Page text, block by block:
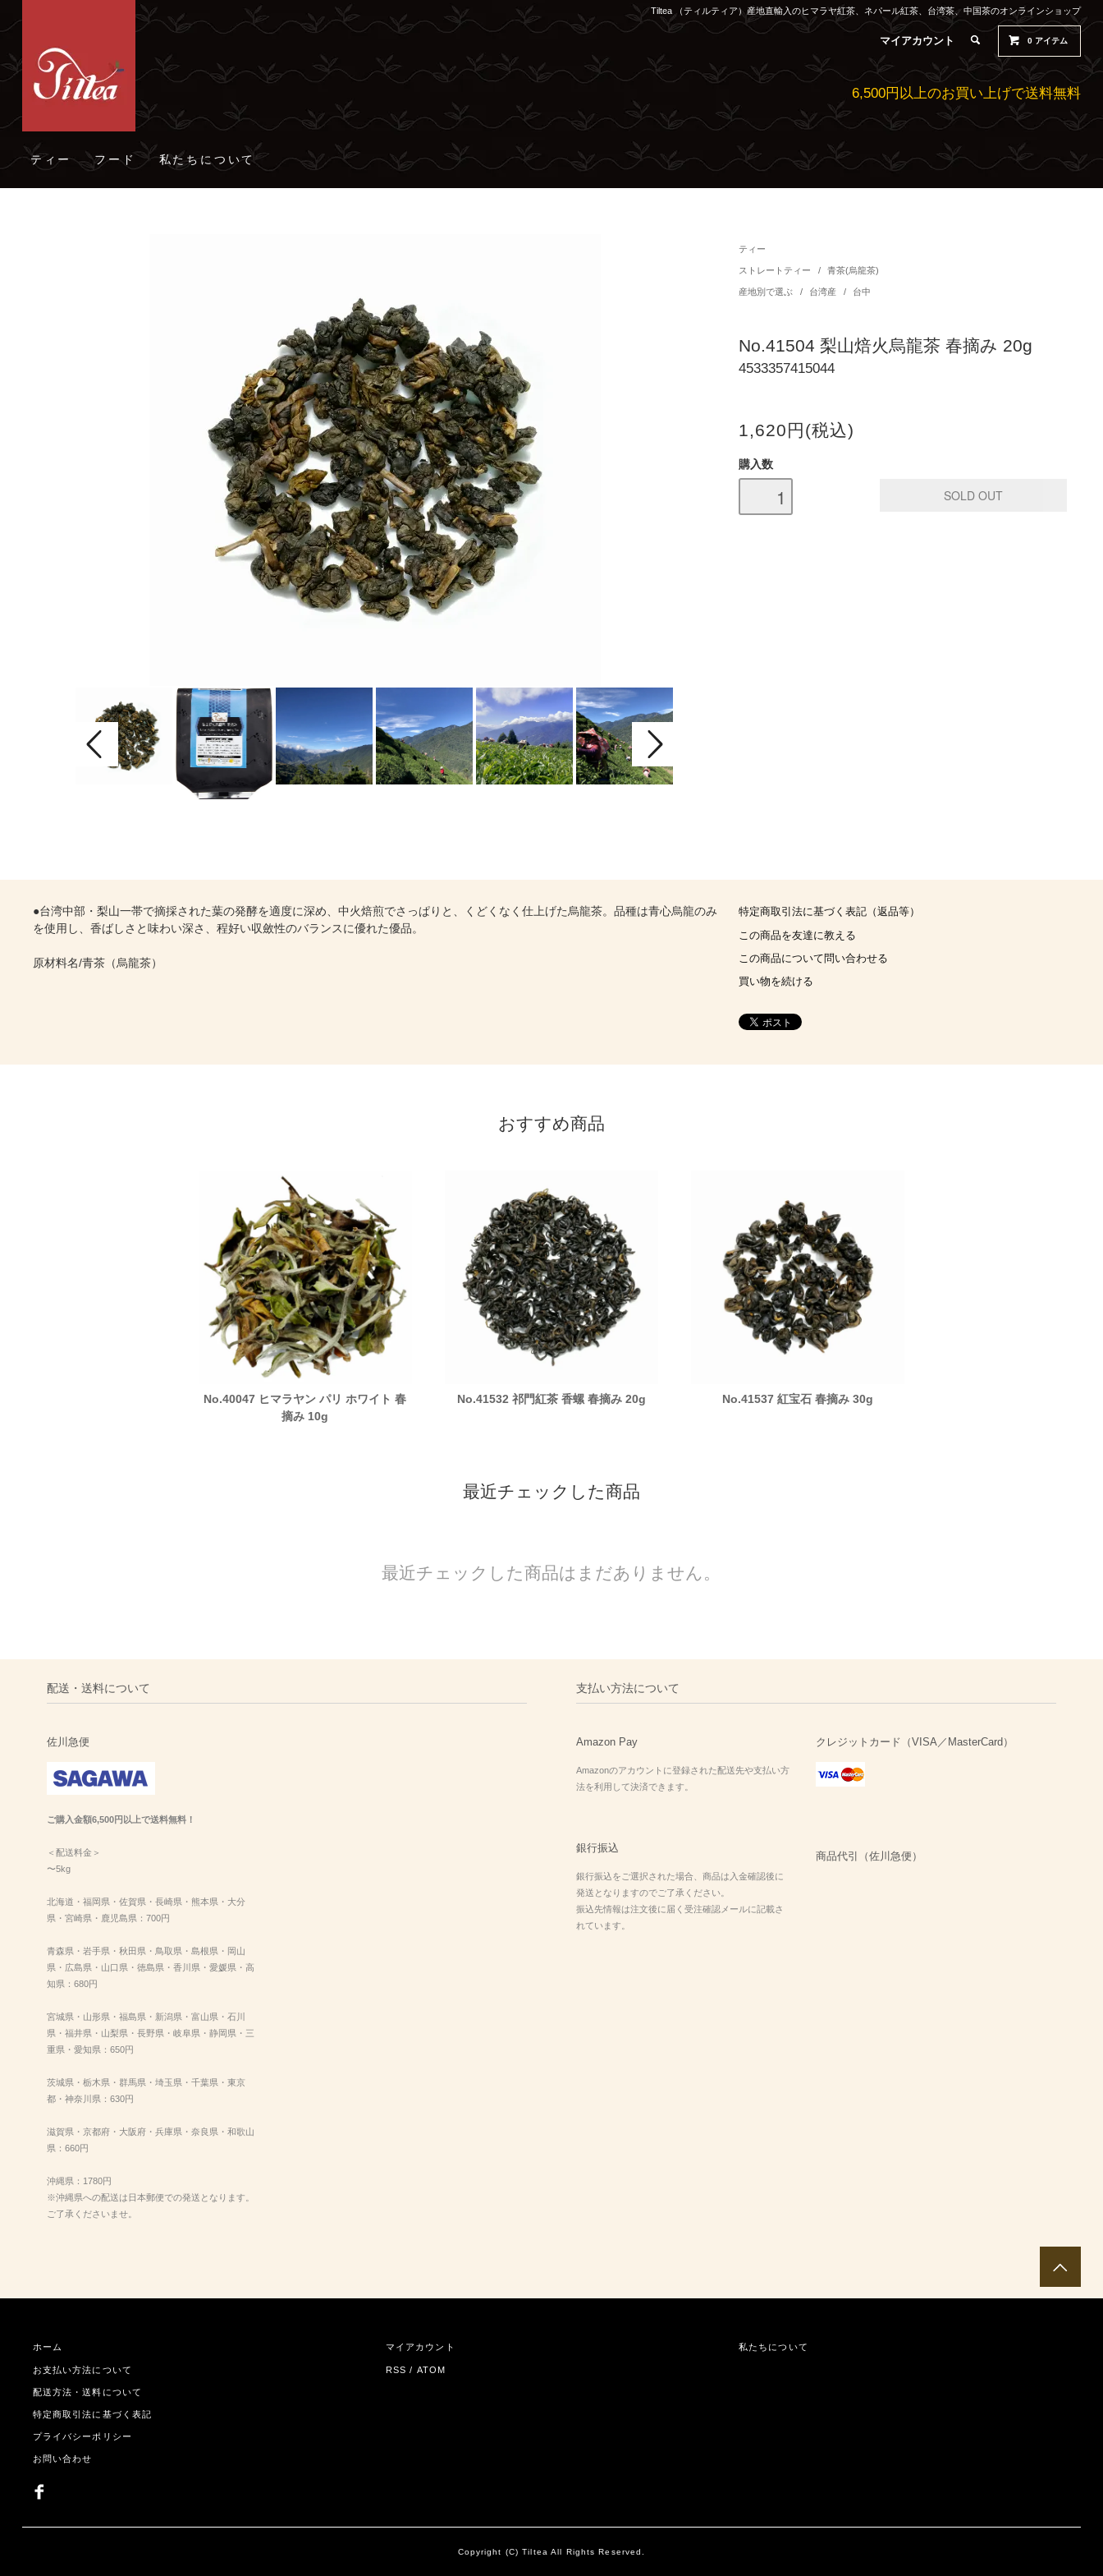
Tiltea （ティルティア）産地直輸入のヒマラヤ紅茶、ネパール紅茶、台湾茶、中国茶のオンラインショップ
マイアカウント 0 アイテム
6,500円以上のお買い上げで送料無料
ティー フード 私たちについて
ティー
ストレートティー / 青茶(烏龍茶)
産地別で選ぶ / 台湾産 / 台中
No.41504 梨山焙火烏龍茶 春摘み 20g
4533357415044
1,620円(税込)
購入数
●台湾中部・梨山一帯で摘採された葉の発酵を適度に深め、中火焙煎でさっぱりと、くどくなく仕上げた烏龍茶。品種は青心烏龍のみ
を使用し、香ばしさと味わい深さ、程好い収斂性のバランスに優れた優品。
原材料名/青茶（烏龍茶）
特定商取引法に基づく表記（返品等）
この商品を友達に教える
この商品について問い合わせる
買い物を続ける
おすすめ商品
No.40047 ヒマラヤン パリ ホワイト 春
摘み 10g
No.41532 祁門紅茶 香螺 春摘み 20g No.41537 紅宝石 春摘み 30g
最近チェックした商品
最近チェックした商品はまだありません。
配送・送料について
佐川急便
ご購入金額6,500円以上で送料無料！
＜配送料金＞
〜5kg
北海道・福岡県・佐賀県・長崎県・熊本県・大分
県・宮崎県・鹿児島県：700円
青森県・岩手県・秋田県・鳥取県・島根県・岡山
県・広島県・山口県・徳島県・香川県・愛媛県・高
知県：680円
宮城県・山形県・福島県・新潟県・富山県・石川
県・福井県・山梨県・長野県・岐阜県・静岡県・三
重県・愛知県：650円
茨城県・栃木県・群馬県・埼玉県・千葉県・東京
都・神奈川県：630円
滋賀県・京都府・大阪府・兵庫県・奈良県・和歌山
県：660円
沖縄県：1780円
※沖縄県への配送は日本郵便での発送となります。
ご了承くださいませ。
支払い方法について
Amazon Pay
Amazonのアカウントに登録された配送先や支払い方
法を利用して決済できます。
クレジットカード（VISA／MasterCard）
銀行振込
銀行振込をご選択された場合、商品は入金確認後に
発送となりますのでご了承ください。
振込先情報は注文後に届く受注確認メールに記載さ
れています。
商品代引（佐川急便）
ホーム
お支払い方法について
配送方法・送料について
特定商取引法に基づく表記
プライバシーポリシー
お問い合わせ
マイアカウント
RSS / ATOM
私たちについて
Copyright (C) Tiltea All Rights Reserved.